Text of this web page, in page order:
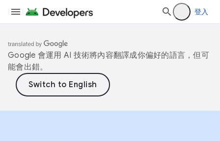
登入
Google 會運用 AI 技術將內容翻譯成你偏好的語言，但可
能會出錯。